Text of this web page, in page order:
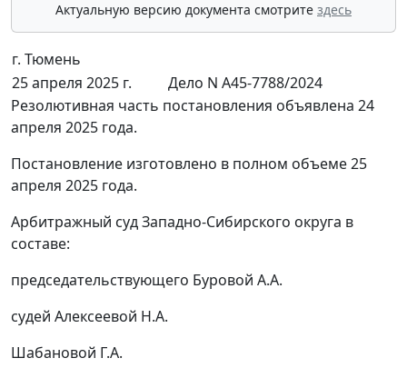
Актуальную версию документа смотрите здесь
г. Тюмень
25 апреля 2025 г.
Дело N А45-7788/2024
Резолютивная часть постановления объявлена 24
апреля 2025 года.
Постановление изготовлено в полном объеме 25
апреля 2025 года.
Арбитражный суд Западно-Сибирского округа в
составе:
председательствующего Буровой А.А.
судей Алексеевой Н.А.
Шабановой Г.А.